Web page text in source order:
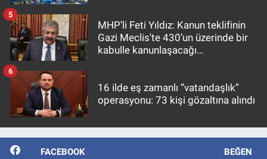
MHP’li Feti Yıldız: Kanun teklifinin
Gazi Meclis'te 430’un üzerinde bir
kabulle kanunlaşacağı
5
16 ilde eş zamanlı “vatandaşlık”
operasyonu: 73 kişi gözaltına alındı
6
FACEBOOK BEĞEN